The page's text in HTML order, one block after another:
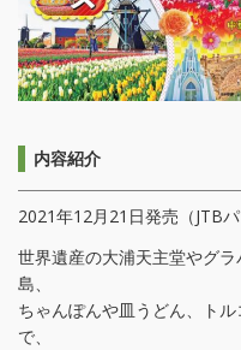
内容紹介
2021年12月21日発売（JTBパ
世界遺産の大浦天主堂やグ
島、
ちゃんぽんや皿うどん、ト
で、